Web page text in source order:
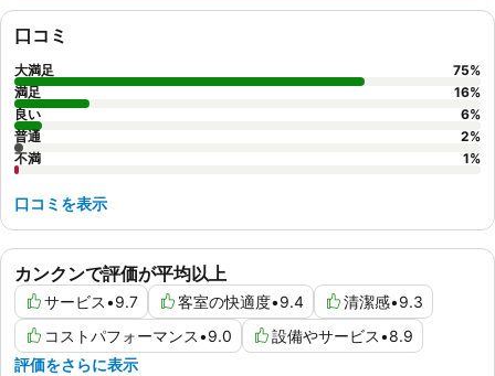
カンクンで評価が平均以上
サービス•9.7 客室の快適度•9.4 清潔感•9.3
コストパフォーマンス•9.0 設備やサービス•8.9
評価をさらに表示
口コミ
大満足 75%
満足
16%
良い
6%
普通
2%
不満
1%
口コミを表示